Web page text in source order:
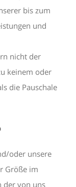
bis zum
und
nicht der
keinem oder
die Pauschale
oder unsere
Größe im
der von uns